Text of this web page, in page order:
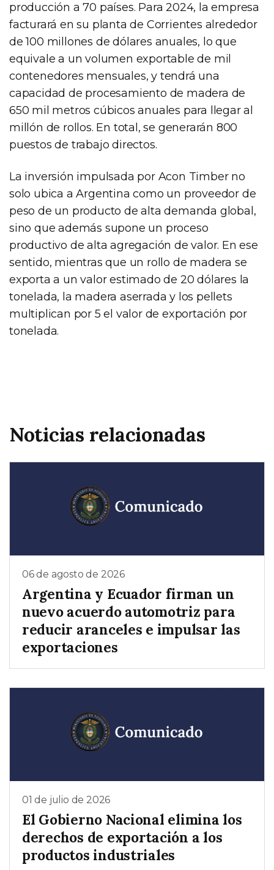
producción a 70 países. Para 2024, la empresa
facturará en su planta de Corrientes alrededor
de 100 millones de dólares anuales, lo que
equivale a un volumen exportable de mil
contenedores mensuales, y tendrá una
capacidad de procesamiento de madera de
650 mil metros cúbicos anuales para llegar al
millón de rollos. En total, se generarán 800
puestos de trabajo directos.
La inversión impulsada por Acon Timber no
solo ubica a Argentina como un proveedor de
peso de un producto de alta demanda global,
sino que además supone un proceso
productivo de alta agregación de valor. En ese
sentido, mientras que un rollo de madera se
exporta a un valor estimado de 20 dólares la
tonelada, la madera aserrada y los pellets
multiplican por 5 el valor de exportación por
tonelada.
Noticias relacionadas
06 de agosto de 2026
Argentina y Ecuador firman un
nuevo acuerdo automotriz para
reducir aranceles e impulsar las
exportaciones
01 de julio de 2026
El Gobierno Nacional elimina los
derechos de exportación a los
productos industriales